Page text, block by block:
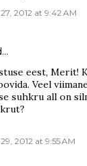
2012 at 9:42 AM
eest, Merit!
Veel
suhkru all on
2012 at 9:55 AM